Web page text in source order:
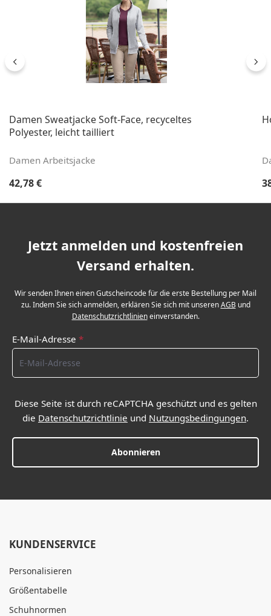
Damen Sweatjacke Soft-Face, recyceltes
Polyester, leicht tailliert
Damen Arbeitsjacke
Regulärer Preis:
42,78 €
Jetzt anmelden und kostenfreien
Versand erhalten.
Wir senden Ihnen einen Gutscheincode für die erste Bestellung per Mail
zu. Indem Sie sich anmelden, erklären Sie sich mit unserenAGBund
Datenschutzrichtlinieneinverstanden.
E-Mail-Adresse *
Diese Seite ist durch reCAPTCHA geschützt und es gelten
die Datenschutzrichtlinie und Nutzungsbedingungen.
Abonnieren
KUNDENSERVICE
Personalisieren
Größentabelle
Schuhnormen